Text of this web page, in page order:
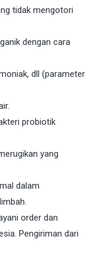
tidak mengotori
dengan cara
dll (parameter
probiotik
yang
dalam
order dan
Pengiriman dari